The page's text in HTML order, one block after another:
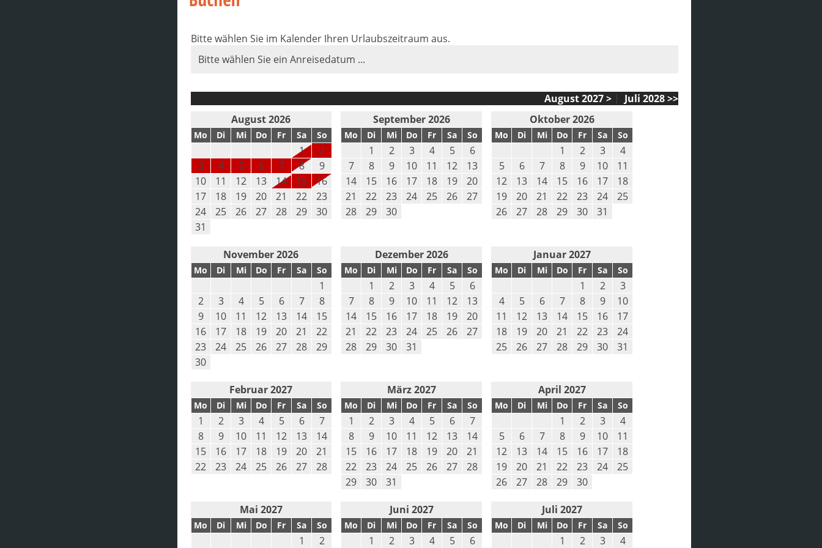
Bitte wählen Sie im Kalender Ihren Urlaubszeitraum aus.
Bitte wählen Sie ein Anreisedatum ...
August 2027 >| Juli 2028 >>
August 2026
Mo Di Mi Do Fr Sa So
1
2
3
4 5 6 7 8
9
10
11 12 13 14 15
16
17
18 19 20 21 22
23
24
25 26 27 28 29
30
31
September 2026
Mo Di Mi Do Fr Sa So
1 2 3 4 5
6
7
8 9 10 11 12
13
14
15 16 17 18 19
20
21
22 23 24 25 26
27
28
29 30
Oktober 2026
Mo Di Mi Do Fr Sa So
1 2 3
4
5
6 7 8 9 10
11
12
13 14 15 16 17
18
19
20 21 22 23 24
25
26
27 28 29 30 31
November 2026
Mo Di Mi Do Fr Sa So
1
2
3 4 5 6 7
8
9
10 11 12 13 14
15
16
17 18 19 20 21
22
23
24 25 26 27 28
29
30
Dezember 2026
Mo Di Mi Do Fr Sa So
1 2 3 4 5
6
7
8 9 10 11 12
13
14
15 16 17 18 19
20
21
22 23 24 25 26
27
28
29 30 31
Januar 2027
Mo Di Mi Do Fr Sa So
1 2
3
4
5 6 7 8 9
10
11
12 13 14 15 16
17
18
19 20 21 22 23
24
25
26 27 28 29 30 31
Februar 2027
Mo Di Mi Do Fr Sa So
1 2 3 4 5 6
7
8
9 10 11 12 13
14
15
16 17 18 19 20
21
22
23 24 25 26 27 28
März 2027
Mo Di Mi Do Fr Sa So
1 2 3 4 5 6
7
8
9 10 11 12 13
14
15
16 17 18 19 20
21
22
23 24 25 26 27
28
29
30 31
April 2027
Mo Di Mi Do Fr Sa So
1 2 3
4
5
6 7 8 9 10
11
12
13 14 15 16 17
18
19
20 21 22 23 24
25
26
27 28 29 30
Mai 2027
Mo Di Mi Do Fr Sa So
1 2
Juni 2027
Mo Di Mi Do Fr Sa So
1 2 3 4 5 6
Juli 2027
Mo Di Mi Do Fr Sa So
1 2 3 4